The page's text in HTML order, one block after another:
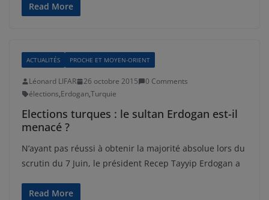
Read More
ACTUALITÉS PROCHE ET MOYEN-ORIENT
Léonard LIFAR 26 octobre 2015
0 Comments
élections,Erdogan,Turquie
Elections turques : le sultan Erdogan est-il
menacé ?
N’ayant pas réussi à obtenir la majorité absolue lors du
scrutin du 7 Juin, le président Recep Tayyip Erdogan a
Read More